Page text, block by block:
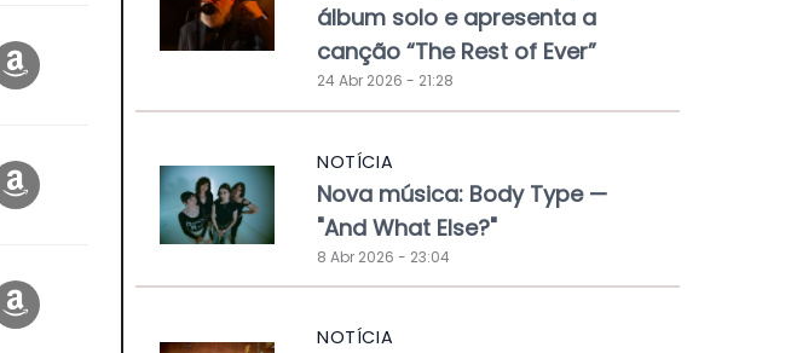
álbum solo e apresenta a
canção “The Rest of Ever”
24 Abr 2026 - 21:28
NOTÍCIA
Nova música: Body Type —
"And What Else?"
8 Abr 2026 - 23:04
NOTÍCIA